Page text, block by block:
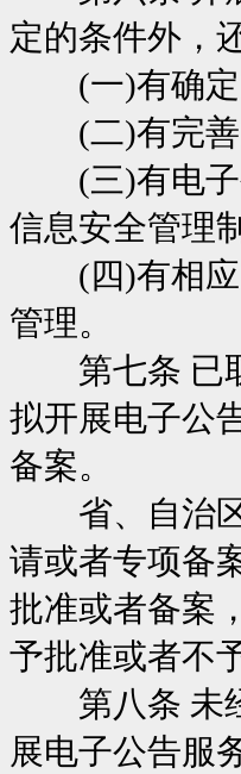
定的条件外，
(一)有确定
(二)有完善
(三)有电子
信息安全管理
(四)有相应
管理。
第七条 已取
拟开展电子公
备案。
省、自治区
请或者专项备
批准或者备案
予批准或者不
第八条 未经
展电子公告服